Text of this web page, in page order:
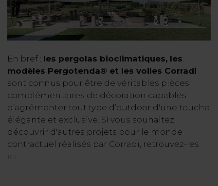
En bref : les pergolas bioclimatiques, les
modèles Pergotenda® et les voiles Corradi
sont connus pour être de véritables pièces
complémentaires de décoration capables
d’agrémenter tout type d’outdoor d'une touche
élégante et exclusive. Si vous souhaitez
découvrir d'autres projets pour le monde
contractuel réalisés par Corradi, retrouvez-les